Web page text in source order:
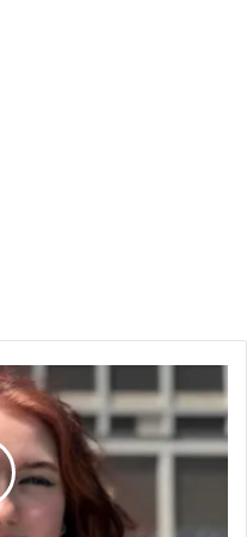
توجد
طرق
مسدودة":